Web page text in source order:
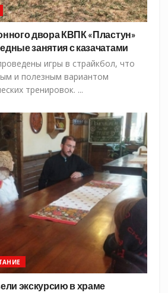
двора КВПК «Пластун»
занятия с казачатами
игры в страйкбол, что
и полезным вариантом
тренировок. ...
экскурсию в храме